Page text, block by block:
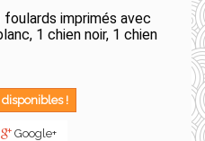
foulards imprimés avec
1 chien noir, 1 chien
!
Google+